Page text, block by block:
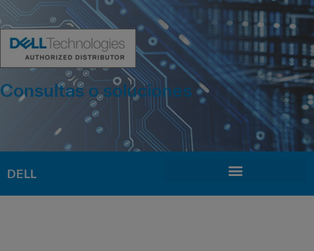
Consultas o soluciones
DELL